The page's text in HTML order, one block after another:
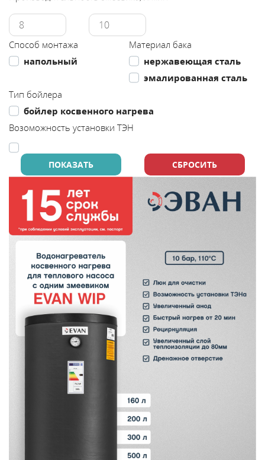
Каталог
Сервис
Сотрудничество
Информация
Способ монтажа
напольный
Материал бака
нержавеющая сталь
эмалированная сталь
Тип бойлера
бойлер косвенного нагрева
Возоможность установки ТЭН